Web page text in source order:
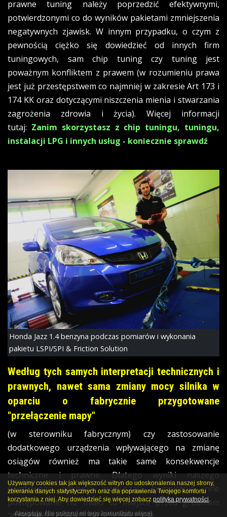
prawne tuning należy poprzedzić efektywnymi,
potwierdzonymi co do wyników pakietami zmniejszenia
negatywnych zjawisk. W innym przypadku, o czym z
pewnością ciężko się dowiedzieć od innych firm
tuningowych, sam chip tuning czy tuning jest
poważnym konfliktem z prawem (w rozumieniu prawa
jest już przestępstwem co najmniej w zakresie Art 173 i
174 KK oraz dotyczącymi niszczenia mienia i stwarzania
zagrożenia zdrowia i życia). Więcej informacji
tutaj: Zanim skorzystasz z chip tuningu, tuningu,
instalacji LPG i innych usług - koniecznie sprawdź
Honda Jazz 1.4 benzyna podczas pomiarów i wykonania
pakietu LSPI/SPI & Friction Solution
Według tych samych interpretacji technicznych i
prawnych, nawet sama zmiany mocy silnika w
oparciu o fabrycznie przygotowane
"przełączenie mapy"
(w sterowniku fabrycznym) czy zastosowanie
dodatkowego urządzenia wpływającego na zmianę
osiągów również ma takie same konsekwencje
techniczne i prawne. Dlatego wyniki naszego
światowego odkrycia wymuszają kompletnie inne
postępowanie niż miało to miejsce przed grudniem
Używamy cookies tak jak większość witryn do udoskonalenia naszej strony,
zbierania danych statystycznych oraz dla poprawienia Twojego komfortu
korzystania z niej. Aby dowiedzieć się więcej zobacz polityka prywatności.
Akceptuję. Nie pokazuj mi tego komunikatu więcej.